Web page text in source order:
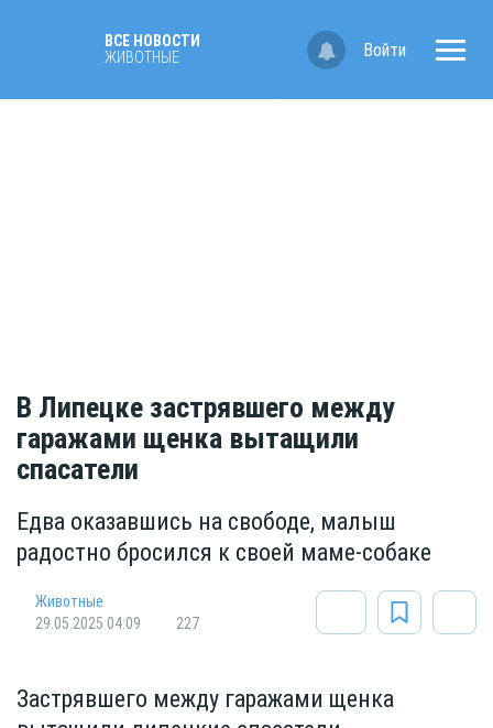
ВСЕ НОВОСТИ
ЖИВОТНЫЕ
Войти
В Липецке застрявшего между
гаражами щенка вытащили
спасатели
Едва оказавшись на свободе, малыш
радостно бросился к своей маме-собаке
Животные
29.05.2025 04:09
227
Застрявшего между гаражами щенка